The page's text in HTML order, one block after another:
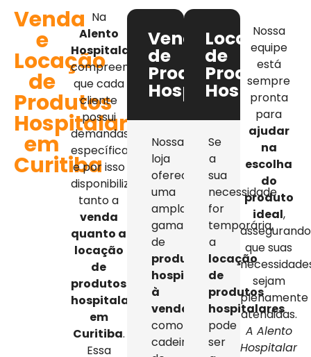
Venda
e
Locação
de
Produtos
Hospitalares
em
Curitiba
Na
Alento
Hospitalar
compreendemos
que cada
cliente
possui
demandas
específicas,
e por isso
disponibilizamos
tanto a
venda
quanto a
locação
de
produtos
hospitalares
em
Curitiba.
Essa
Venda
de
Produtos
Hospitalares
Nossa
loja
oferece
uma
ampla
gama
de
produtos
hospitalares
à
venda
como
cadeiras
Locação
de
Produtos
Se
a
sua
necessidade
for
temporária,
a
locação
de
produtos
hospitalares
pode
ser
Nossa
equipe
está
sempre
pronta
para
ajudar
na
escolha
do
produto
ideal,
assegurando
que suas
sejam
plenamente
atendidas.
A Alento
Hospitalar